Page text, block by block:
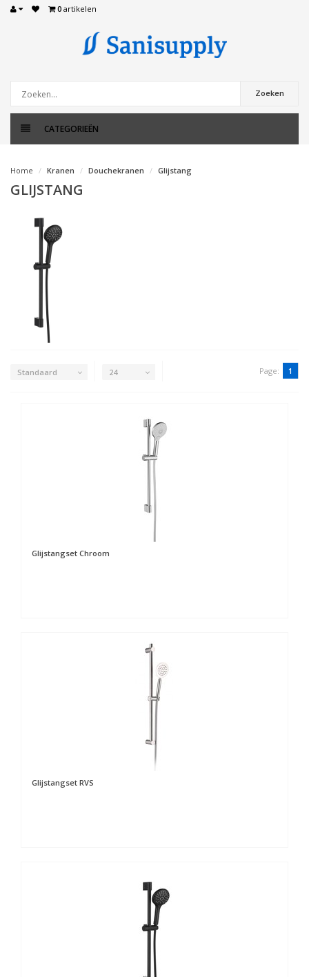
0 artikelen
Zoeken
CATEGORIEËN
Home Kranen Douchekranen Glijstang
GLIJSTANG
Standaard 24 Page: 1
Glijstangset Chroom
Glijstangset RVS